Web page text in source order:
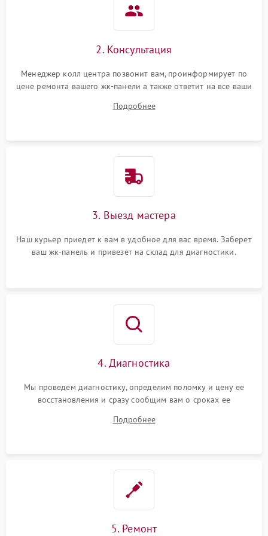
2. Консультация
Менеджер колл центра позвонит вам, проинформирует по
цене ремонта вашего жк-панели а также ответит на все ваши
Подробнее
3. Выезд мастера
Наш курьер приедет к вам в удобное для вас время. Заберет
ваш жк-панель и привезет на склад для диагностики.
4. Диагностика
Мы проведем диагностику, определим поломку и цену ее
восстановления и сразу сообщим вам о сроках ее
Подробнее
5. Ремонт